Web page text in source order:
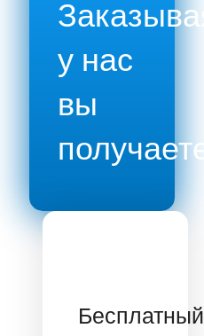
Заказывая
у нас
вы
получаете:
Бесплатный